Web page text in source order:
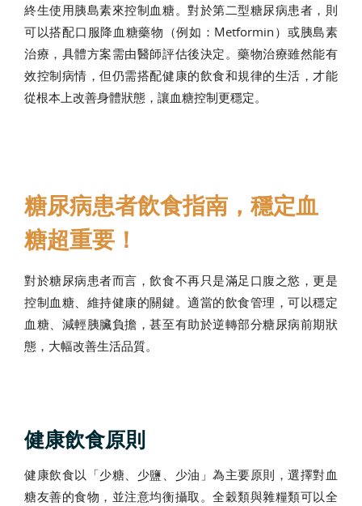
終生使用胰島素來控制血糖。對於第二型糖尿病患者，則
可以搭配口服降血糖藥物（例如：Metformin）或胰島素
治療，具體方案需由醫師評估後決定。藥物治療雖然能有
效控制病情，但仍需搭配健康的飲食和規律的生活，才能
從根本上改善身體狀態，讓血糖控制更穩定。
糖尿病患者飲食指南，穩定血
糖超重要！
對於糖尿病患者而言，飲食不再只是滿足口腹之慾，更是
控制血糖、維持健康的關鍵。適當的飲食管理，可以穩定
血糖、減輕胰臟負擔，甚至有助於逆轉部分糖尿病前期狀
態，大幅改善生活品質。
健康飲食原則
健康飲食以「少糖、少鹽、少油」為主要原則，選擇對血
糖友善的食物，並注意均衡攝取。全穀類與雜糧類可以全